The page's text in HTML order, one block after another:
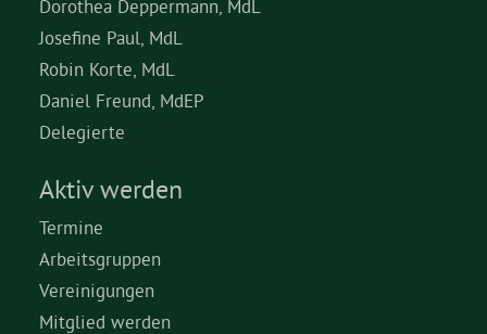
Dorothea Deppermann, MdL
Josefine Paul, MdL
Robin Korte, MdL
Daniel Freund, MdEP
Delegierte
Aktiv werden
Termine
Arbeitsgruppen
Vereinigungen
Mitglied werden